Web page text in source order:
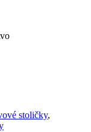
stoličky,